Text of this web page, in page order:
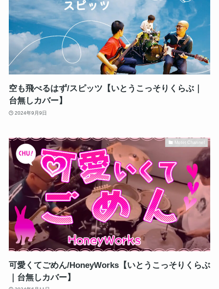
空も飛べるはず/スピッツ【いとうこっそりくらぶ｜
台無しカバー】
2024年9月9日
Motet Channel
可愛くてごめん/HoneyWorks【いとうこっそりくらぶ
｜台無しカバー】